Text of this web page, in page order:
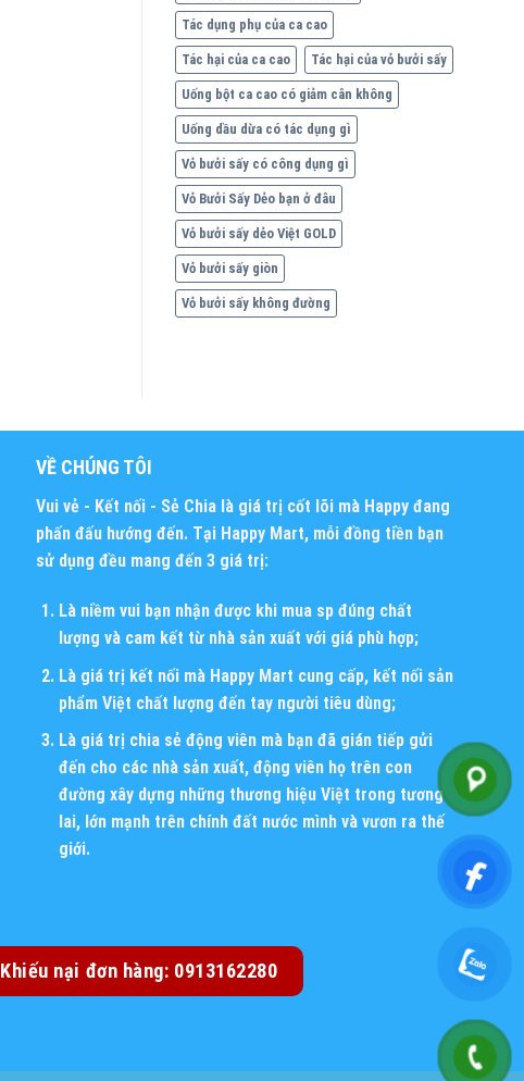
Tác dụng phụ của ca cao
Tác hại của ca cao Tác hại của vỏ bưởi sấy
Uống bột ca cao có giảm cân không
Uống dầu dừa có tác dụng gì
Vỏ bưởi sấy có công dụng gì
Vỏ Bưởi Sấy Dẻo bạn ở đâu
Vỏ bưởi sấy dẻo Việt GOLD
Vỏ bưởi sấy giòn
Vỏ bưởi sấy không đường
VỀ CHÚNG TÔI
Vui vẻ - Kết nối - Sẻ Chia là giá trị cốt lõi mà Happy đang
phấn đấu hướng đến. Tại Happy Mart, mỗi đồng tiền bạn
sử dụng đều mang đến 3 giá trị:
Là niềm vui bạn nhận được khi mua sp đúng chất
lượng và cam kết từ nhà sản xuất với giá phù hợp;
Là giá trị kết nối mà Happy Mart cung cấp, kết nối sản
phẩm Việt chất lượng đến tay người tiêu dùng;
Là giá trị chia sẻ động viên mà bạn đã gián tiếp gửi
đến cho các nhà sản xuất, động viên họ trên con
đường xây dựng những thương hiệu Việt trong tương
lai, lớn mạnh trên chính đất nước mình và vươn ra thế
giới.
Khiếu nại đơn hàng: 0913162280